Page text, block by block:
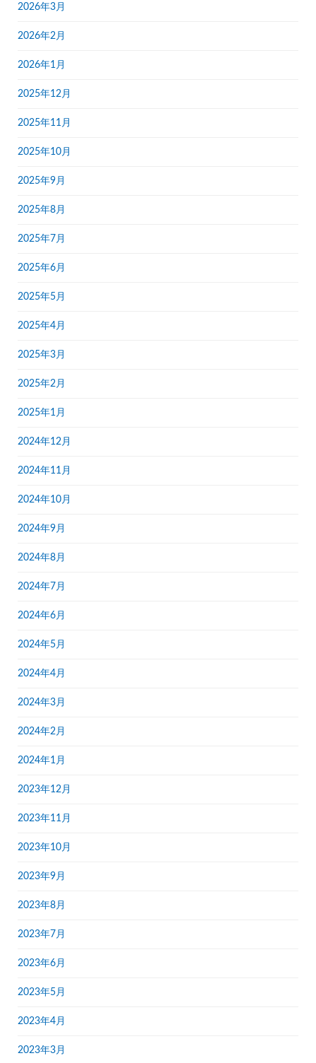
2026年3月
2026年2月
2026年1月
2025年12月
2025年11月
2025年10月
2025年9月
2025年8月
2025年7月
2025年6月
2025年5月
2025年4月
2025年3月
2025年2月
2025年1月
2024年12月
2024年11月
2024年10月
2024年9月
2024年8月
2024年7月
2024年6月
2024年5月
2024年4月
2024年3月
2024年2月
2024年1月
2023年12月
2023年11月
2023年10月
2023年9月
2023年8月
2023年7月
2023年6月
2023年5月
2023年4月
2023年3月